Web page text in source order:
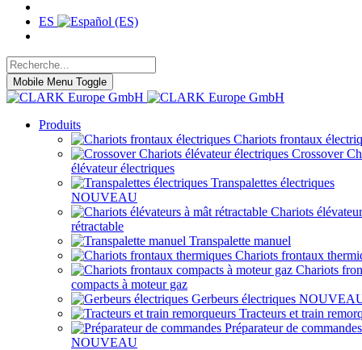
ES
Mobile Menu Toggle
Produits
Chariots frontaux
Crossover
élévateur électriques
Transpalettes électriques
NOUVEAU
Chariots
rétractable
Transpalette manuel
Chariots frontaux
Chariots
compacts à moteur gaz
Gerbeurs électriques
Tracteurs et train
Préparateur de commandes
NOUVEAU